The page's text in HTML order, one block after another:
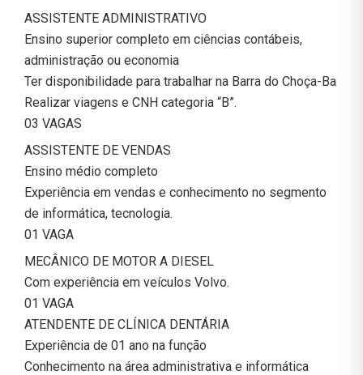
ASSISTENTE ADMINISTRATIVO
Ensino superior completo em ciências contábeis,
administração ou economia
Ter disponibilidade para trabalhar na Barra do Choça-Ba
Realizar viagens e CNH categoria “B”.
03 VAGAS
ASSISTENTE DE VENDAS
Ensino médio completo
Experiência em vendas e conhecimento no segmento
de informática, tecnologia.
01 VAGA
MECÂNICO DE MOTOR A DIESEL
Com experiência em veículos Volvo.
01 VAGA
ATENDENTE DE CLÍNICA DENTÁRIA
Experiência de 01 ano na função
Conhecimento na área administrativa e informática